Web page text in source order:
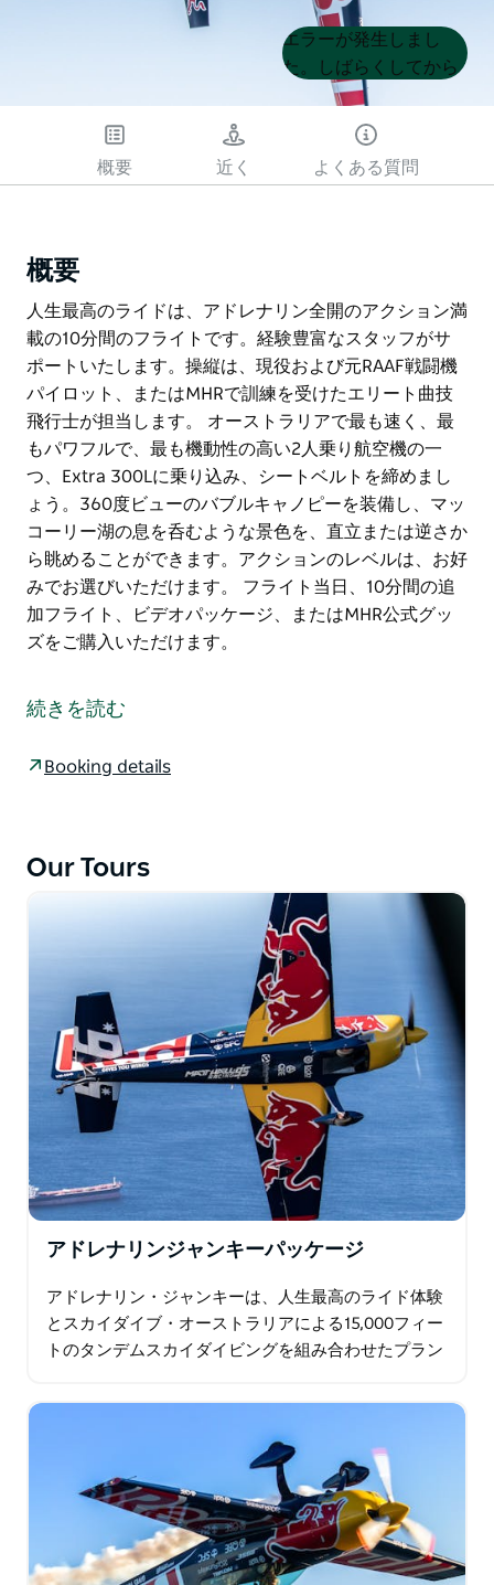
Product
List
Product
List
エラーが発生しまし
た。しばらくしてから
もう一度試してくださ
概要 近く よくある質問
概要
人生最高のライドは、アドレナリン全開のアクション満
載の10分間のフライトです。経験豊富なスタッフがサ
ポートいたします。操縦は、現役および元RAAF戦闘機
パイロット、またはMHRで訓練を受けたエリート曲技
飛行士が担当します。 オーストラリアで最も速く、最
もパワフルで、最も機動性の高い2人乗り航空機の一
つ、Extra 300Lに乗り込み、シートベルトを締めまし
ょう。360度ビューのバブルキャノピーを装備し、マッ
コーリー湖の息を呑むような景色を、直立または逆さか
ら眺めることができます。アクションのレベルは、お好
みでお選びいただけます。 フライト当日、10分間の追
加フライト、ビデオパッケージ、またはMHR公式グッ
ズをご購入いただけます。
載の10分間のフライトです。経験豊富なスタッフがサ
ポートいたします。操縦は、現役および元RAAF戦闘機
飛行士が担当します。
み、シートベルトを締めましょう。360度ビューのバブ
ルキャノピーを装備し、マッコーリー湖の息を呑むよう
な景色を、直立または逆さから眺めることができます。
アクションのレベルは、お好みでお選びいただけます。
フライト当日、10分間の追加フライト、ビデオパッケ
ージ、またはMHR公式グッズをご購入いただけます。
続きを読む
Booking details
Our Tours
アドレナリンジャンキーパッケージ
アドレナリン・ジャンキーは、人生最高のライド体験
とスカイダイブ・オーストラリアによる15,000フィー
トのタンデムスカイダイビングを組み合わせたプラン
験は、現役または元RAAF戦闘機パイロット…